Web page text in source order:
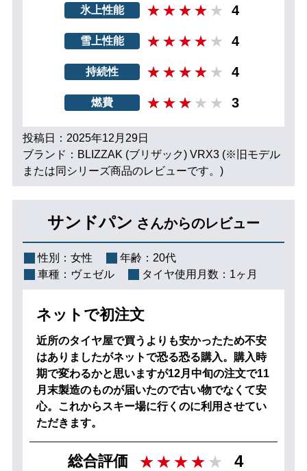
氷上性能 4
雪上性能 4
持続性 4
燃費 3
投稿日：2025年12月29日
ブランド：BLIZZAK (ブリザック) VRX3 (※旧モデル
または同シリーズ商品のレビューです。)
サンドパン さんからのレビュー
性別： 女性 年齢： 20代
車種： ヴェゼル タイヤ使用月数： 1ヶ月
ネットで初注文
近所のタイヤ屋で買うよりも安かったため不安
はありましたがネットで恐る恐る購入。購入時
期で変わるかと思いますが12月中旬の注文で11
月末製造のものが届いたので古い物でなくて安
心。これからスキー場に行くのに利用させてい
ただきます。
総合評価 4